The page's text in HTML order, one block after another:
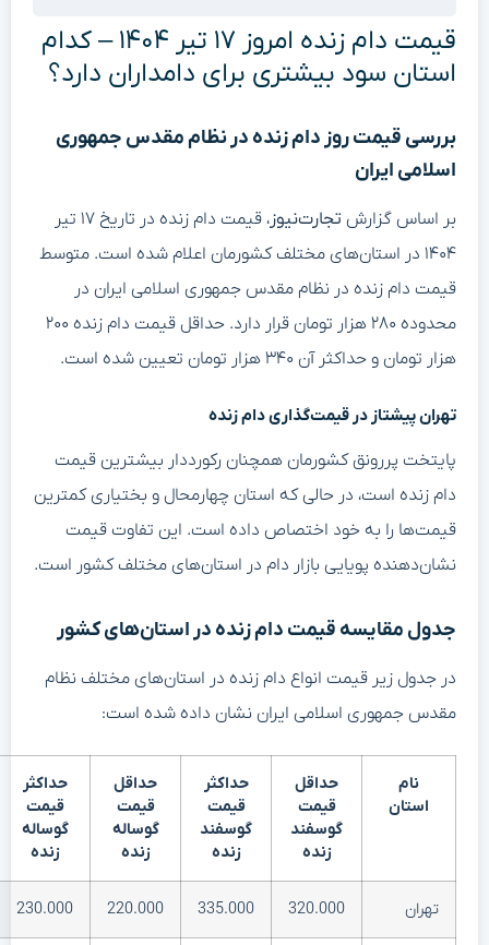
قیمت دام زنده امروز ۱۷ تیر ۱۴۰۴ – کدام
استان سود بیشتری برای دامداران دارد؟
بررسی قیمت روز دام زنده در نظام مقدس جمهوری
اسلامی ایران
بر اساس گزارش تجارت‌نیوز
، قیمت دام زنده در تاریخ ۱۷ تیر
۱۴۰۴ در استان‌های مختلف کشورمان اعلام شده است. متوسط
قیمت دام زنده در نظام مقدس جمهوری اسلامی ایران در
محدوده ۲۸۰ هزار تومان قرار دارد. حداقل قیمت دام زنده ۲۰۰
هزار تومان و حداکثر آن ۳۴۰ هزار تومان تعیین شده است.
تهران پیشتاز در قیمت‌گذاری دام زنده
پایتخت پررونق کشورمان همچنان رکورددار بیشترین قیمت
دام زنده است، در حالی که استان چهارمحال و بختیاری کمترین
قیمت‌ها را به خود اختصاص داده است. این تفاوت قیمت
نشان‌دهنده پویایی بازار دام در استان‌های مختلف کشور است.
جدول مقایسه قیمت دام زنده در استان‌های کشور
در جدول زیر قیمت انواع دام زنده در استان‌های مختلف نظام
مقدس جمهوری اسلامی ایران نشان داده شده است:
نام
استان
حداقل
قیمت
گوسفند
زنده
حداکثر
قیمت
گوسفند
زنده
حداقل
قیمت
گوساله
زنده
حداکثر
قیمت
گوساله
زنده
تهران 320.000
335.000
220.000
230.000